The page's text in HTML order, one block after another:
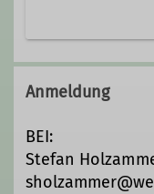
Wir sind
Ausrichter
euch das
Anmeldung
BEI:
Stefan